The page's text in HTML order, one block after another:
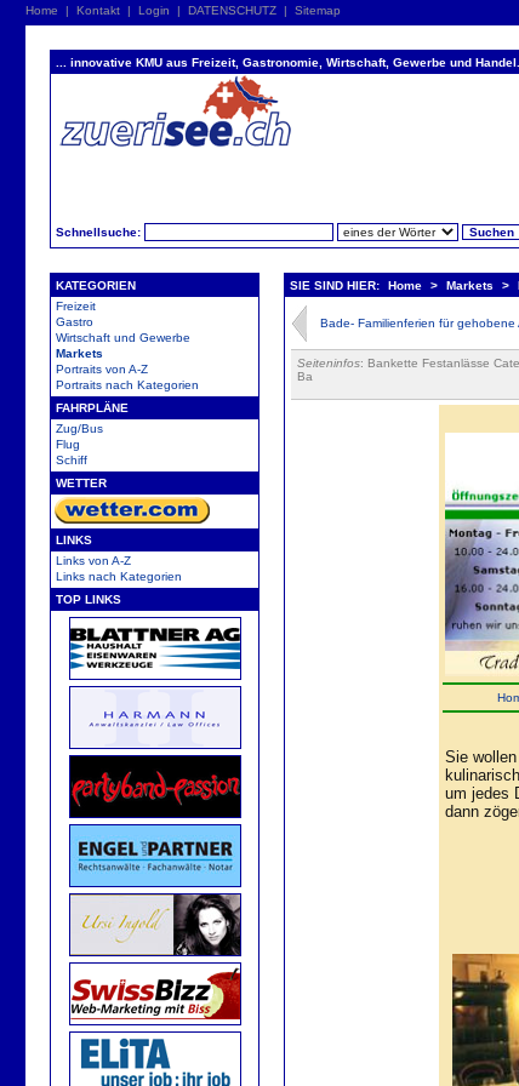
Home | Kontakt | Login | DATENSCHUTZ | Sitemap
... innovative KMU aus Freizeit, Gastronomie, Wirtschaft, Gewerbe und
Schnellsuche:
KATEGORIEN
Freizeit
Gastro
Wirtschaft und Gewerbe
Markets
Portraits von A-Z
Portraits nach Kategorien
FAHRPLÄNE
Zug/Bus
Flug
Schiff
WETTER
LINKS
Links von A-Z
Links nach Kategorien
TOP LINKS
SIE SIND HIER: Home > Markets >
Bade- Familienferien für gehobene
Seiteninfos: Bankette Festanlässe
Ba
Sie
um jedes
dann